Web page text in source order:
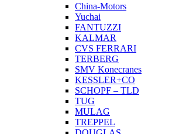
China-Motors
Yuchai
FANTUZZI
KALMAR
CVS FERRARI
TERBERG
SMV Konecranes
KESSLER+CO
SCHOPF – TLD
TUG
MULAG
TREPPEL